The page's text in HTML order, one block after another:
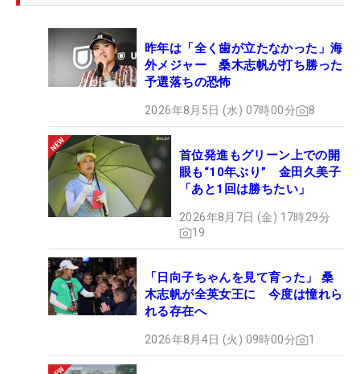
昨年は「全く歯が立たなかった」海
外メジャー 桑木志帆が打ち勝った
予選落ちの恐怖
2026年8月5日 (水) 07時00分 8
首位発進もグリーン上での開
眼も“10年ぶり” 金田久美子
「あと1回は勝ちたい」
2026年8月7日 (金) 17時29分
19
「日向子ちゃんを見て育った」 桑
木志帆が全英女王に 今度は憧れら
れる存在へ
2026年8月4日 (火) 09時00分 1